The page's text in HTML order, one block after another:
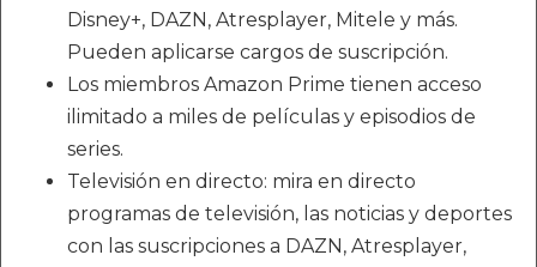
Disney+, DAZN, Atresplayer, Mitele y más.
Pueden aplicarse cargos de suscripción.
Los miembros Amazon Prime tienen acceso
ilimitado a miles de películas y episodios de
series.
Televisión en directo: mira en directo
programas de televisión, las noticias y deportes
con las suscripciones a DAZN, Atresplayer,